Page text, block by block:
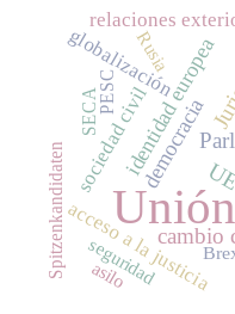
cambio
democracia
identidad europea
acceso a la justicia
globalización
sociedad civil
relaciones
Rusia
Spitzenkandidaten
PESC
seguridad
SECA
asilo